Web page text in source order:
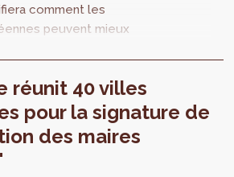
comment les
peuvent mieux
européennes.
réunit 40 villes
pour la signature de
des maires